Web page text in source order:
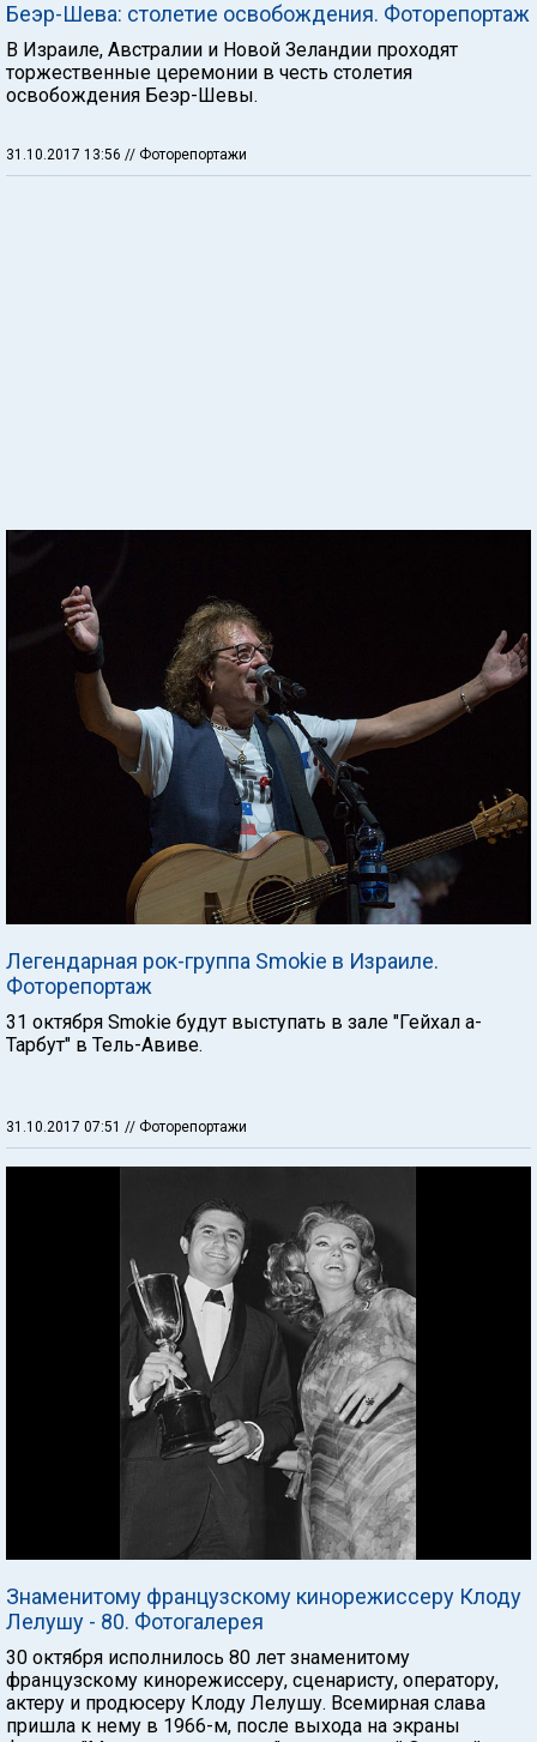
Беэр-Шева: столетие освобождения. Фоторепортаж
В Израиле, Австралии и Новой Зеландии проходят
торжественные церемонии в честь столетия
освобождения Беэр-Шевы.
31.10.2017 13:56 // Фоторепортажи
Легендарная рок-группа Smokie в Израиле.
Фоторепортаж
31 октября Smokie будут выступать в зале "Гейхал а-
Тарбут" в Тель-Авиве.
31.10.2017 07:51 // Фоторепортажи
Знаменитому французскому кинорежиссеру Клоду
Лелушу - 80. Фотогалерея
30 октября исполнилось 80 лет знаменитому
французскому кинорежиссеру, сценаристу, оператору,
актеру и продюсеру Клоду Лелушу. Всемирная слава
пришла к нему в 1966-м, после выхода на экраны